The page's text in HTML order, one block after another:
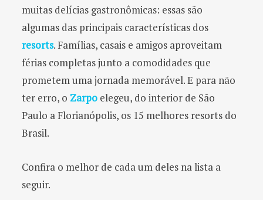
muitas delícias gastronômicas: essas são
algumas das principais características dos
resorts. Famílias, casais e amigos aproveitam
férias completas junto a comodidades que
prometem uma jornada memorável. E para não
ter erro, o Zarpo elegeu, do interior de São
Paulo a Florianópolis, os 15 melhores resorts do
Brasil.
Confira o melhor de cada um deles na lista a
seguir.